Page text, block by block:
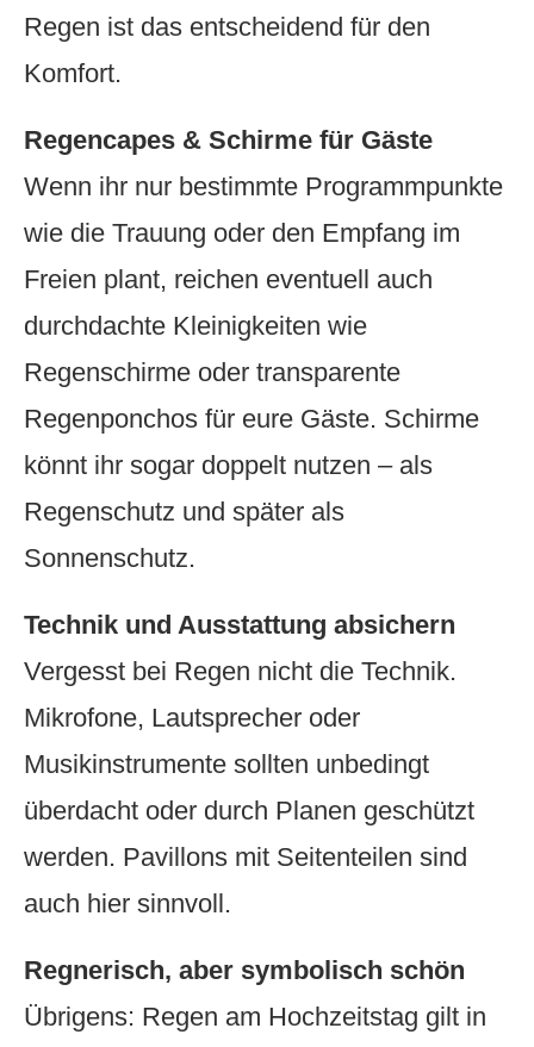
Regen ist das entscheidend für den
Komfort.
Regencapes & Schirme für Gäste
Wenn ihr nur bestimmte Programmpunkte
wie die Trauung oder den Empfang im
Freien plant, reichen eventuell auch
durchdachte Kleinigkeiten wie
Regenschirme oder transparente
Regenponchos für eure Gäste. Schirme
könnt ihr sogar doppelt nutzen – als
Regenschutz und später als
Sonnenschutz.
Technik und Ausstattung absichern
Vergesst bei Regen nicht die Technik.
Mikrofone, Lautsprecher oder
Musikinstrumente sollten unbedingt
überdacht oder durch Planen geschützt
werden. Pavillons mit Seitenteilen sind
auch hier sinnvoll.
Regnerisch, aber symbolisch schön
Übrigens: Regen am Hochzeitstag gilt in